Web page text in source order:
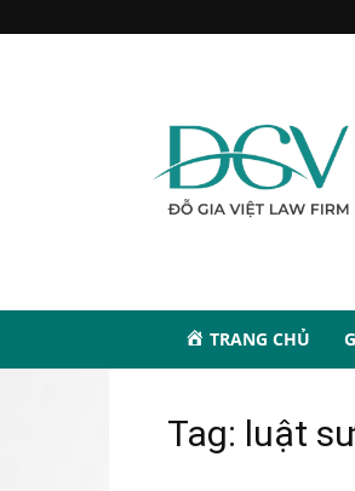
TRANG CHỦ
Tag: luật